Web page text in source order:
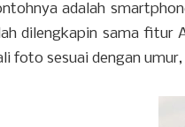
adalah
dilengkapin sama fitur
foto sesuai dengan